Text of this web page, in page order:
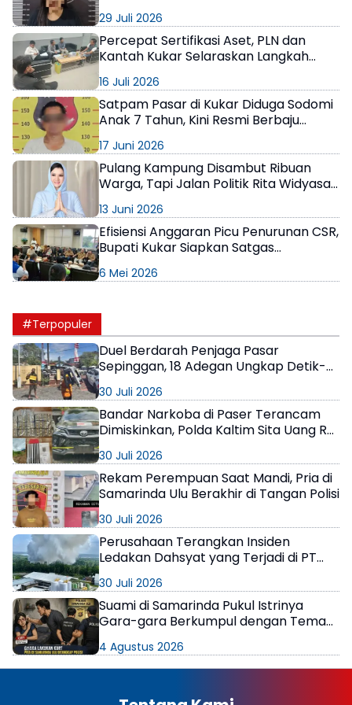
29 Juli 2026
Percepat Sertifikasi Aset, PLN dan
Kantah Kukar Selaraskan Langkah
16 Juli 2026
Satpam Pasar di Kukar Diduga Sodomi
Anak 7 Tahun, Kini Resmi Berbaju
17 Juni 2026
Pulang Kampung Disambut Ribuan
Warga, Tapi Jalan Politik Rita Widyasari
13 Juni 2026
Efisiensi Anggaran Picu Penurunan CSR,
Bupati Kukar Siapkan Satgas
6 Mei 2026
#Terpopuler
Duel Berdarah Penjaga Pasar
Sepinggan, 18 Adegan Ungkap Detik-
30 Juli 2026
Bandar Narkoba di Paser Terancam
Dimiskinkan, Polda Kaltim Sita Uang Rp1
30 Juli 2026
Rekam Perempuan Saat Mandi, Pria di
Samarinda Ulu Berakhir di Tangan Polisi
30 Juli 2026
Perusahaan Terangkan Insiden
Ledakan Dahsyat yang Terjadi di PT
30 Juli 2026
Suami di Samarinda Pukul Istrinya
Gara-gara Berkumpul dengan Teman
4 Agustus 2026